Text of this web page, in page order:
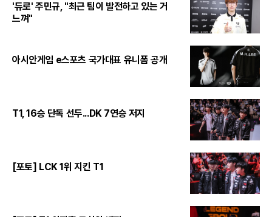
'듀로' 주민규, "최근 팀이 발전하고 있는 거
느껴"
아시안게임 e스포츠 국가대표 유니폼 공개
T1, 16승 단독 선두...DK 7연승 저지
[포토] LCK 1위 지킨 T1